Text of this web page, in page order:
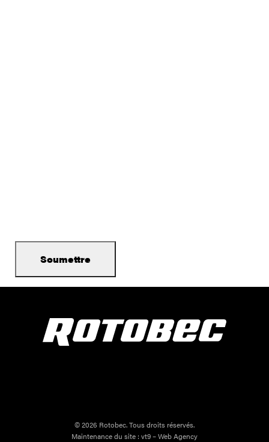
© 2026 Rotobec. Tous droits réservés.
Maintenance du site : vt9 – Web Agency